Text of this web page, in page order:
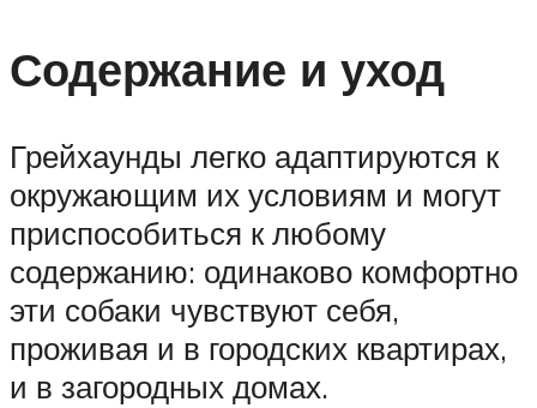
Содержание и уход
Грейхаунды легко адаптируются к
окружающим их условиям и могут
приспособиться к любому
содержанию: одинаково комфортно
эти собаки чувствуют себя,
проживая и в городских квартирах,
и в загородных домах.